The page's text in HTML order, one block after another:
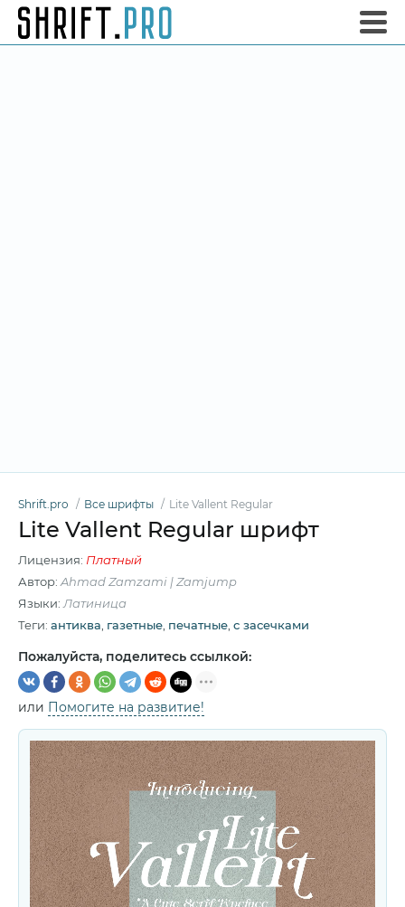
Shrift.pro Все шрифты Lite Vallent Regular
Lite Vallent Regular шрифт
Лицензия: Платный
Автор: Ahmad Zamzami | Zamjump
Языки: Латиница
Теги: антиква газетные печатные с засечками
Пожалуйста, поделитесь ссылкой:
или Помогите на развитие!